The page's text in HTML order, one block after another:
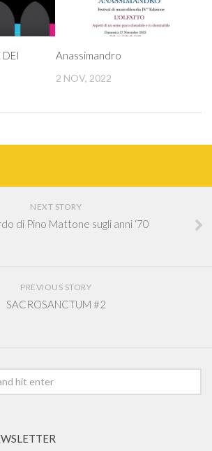
DEI
Anassimandro
2 NOV, 2022
NEXT STORY
di Pino Mattone sugli anni ‘70
PREVIOUS STORY
SACROSANCTUM #2